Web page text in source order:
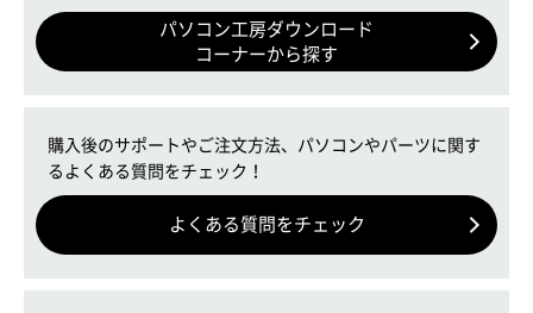
パソコン工房ダウンロード
コーナーから探す
購入後のサポートやご注文方法、パソコンやパーツに関す
るよくある質問をチェック！
よくある質問をチェック